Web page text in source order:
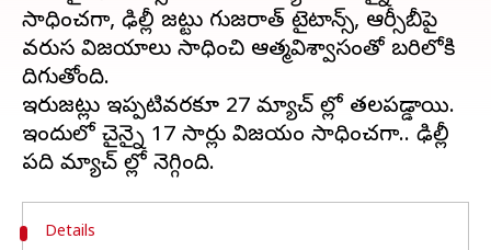
సాధించగా, ఢిల్లీ జట్టు గుజరాత్ టైటాన్స్, ఆర్సీబీపై
వరుస విజయాలు సాధించి ఆత్మవిశ్వాసంతో బరిలోకి
దిగుతోంది.
ఇరుజట్లు ఇప్పటివరకూ 27 మ్యాచ్ ల్లో తలపడ్డాయి.
ఇందులో చైన్నై 17 సార్లు విజయం సాధించగా.. ఢిల్లీ
Details